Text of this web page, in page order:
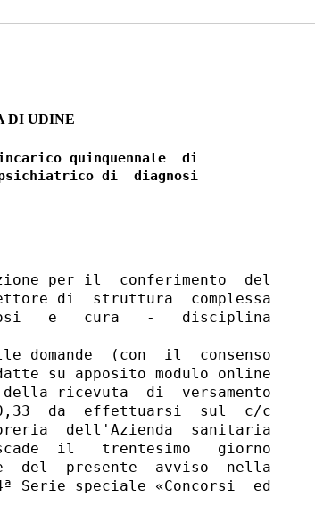
DI UDINE
quinquennale  di
di  diagnosi
per il  conferimento  del
di  struttura  complessa
e   cura   -   disciplina
domande  (con  il  consenso
su apposito modulo online
ricevuta  di  versamento
da  effettuarsi  sul  c/c
dell'Azienda  sanitaria
il   trentesimo   giorno
del  presente  avviso  nella
Serie speciale «Concorsi  ed